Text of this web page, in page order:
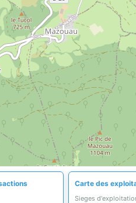
Carte des
Sieges